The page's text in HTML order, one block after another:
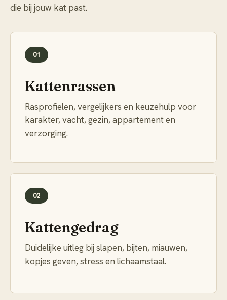
die bij jouw kat past.
01
Kattenrassen
Rasprofielen, vergelijkers en keuzehulp voor
karakter, vacht, gezin, appartement en
verzorging.
02
Kattengedrag
Duidelijke uitleg bij slapen, bijten, miauwen,
kopjes geven, stress en lichaamstaal.